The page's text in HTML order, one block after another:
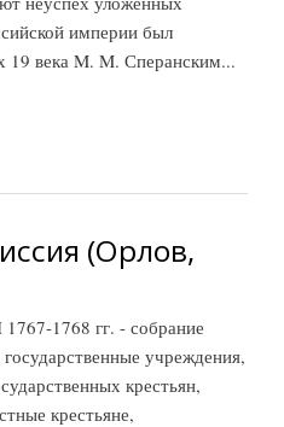
империи был
19 века M. M. Сперанским...
(Орлов,
1768 гг. - собрание
учреждения,
крестьян,
крестьяне,